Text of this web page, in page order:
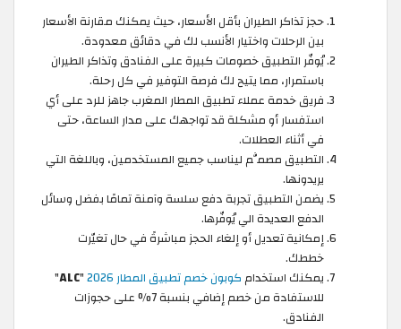
حجز تذاكر الطيران بأقل الأسعار، حيث يمكنك مقارنة الأسعار
بين الرحلات واختيار الأنسب لك في دقائق معدودة.
يُوفّر التطبيق خصومات كبيرة على الفنادق وتذاكر الطيران
باستمرار، مما يتيح لك فرصة التوفير في كل رحلة.
فريق خدمة عملاء تطبيق المطار المغرب جاهز للرد على أي
استفسار أو مشكلة قد تواجهك على مدار الساعة، حتى
في أثناء العطلات.
التطبيق مصمَّم ليناسب جميع المستخدمين، وباللغة التي
يريدونها.
يضمن التطبيق تجربة دفع سلسة وآمنة تمامًا بفضل وسائل
الدفع العديدة الي يُوفّرها.
إمكانية تعديل أو إلغاء الحجز مباشرةً في حال تغيّرت
خططك.
يمكنك استخدام كوبون خصم تطبيق المطار 2026 "
ALC
"
للاستفادة من خصم إضافي بنسبة 7% على حجوزات
الفنادق.